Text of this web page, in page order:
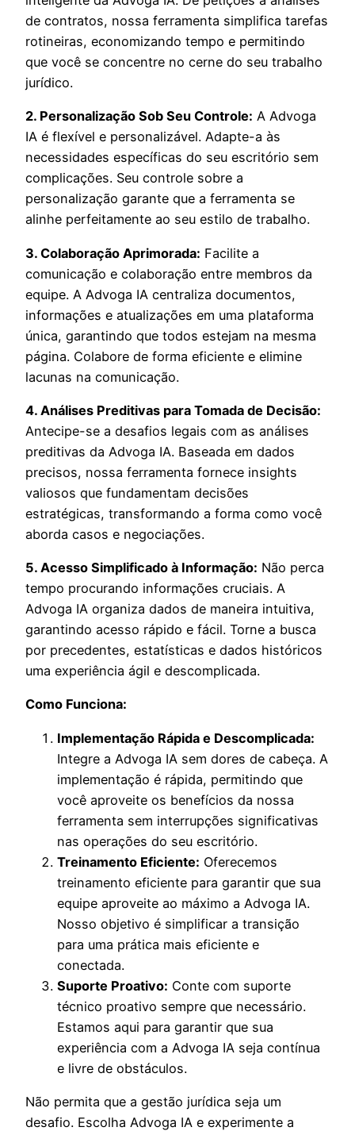
de contratos, nossa ferramenta simplifica tarefas
rotineiras, economizando tempo e permitindo
que você se concentre no cerne do seu trabalho
jurídico.
2. Personalização Sob Seu Controle: A Advoga
IA é flexível e personalizável. Adapte-a às
necessidades específicas do seu escritório sem
complicações. Seu controle sobre a
personalização garante que a ferramenta se
alinhe perfeitamente ao seu estilo de trabalho.
3. Colaboração Aprimorada: Facilite a
comunicação e colaboração entre membros da
equipe. A Advoga IA centraliza documentos,
informações e atualizações em uma plataforma
única, garantindo que todos estejam na mesma
página. Colabore de forma eficiente e elimine
lacunas na comunicação.
4. Análises Preditivas para Tomada de Decisão:
Antecipe-se a desafios legais com as análises
preditivas da Advoga IA. Baseada em dados
precisos, nossa ferramenta fornece insights
valiosos que fundamentam decisões
estratégicas, transformando a forma como você
aborda casos e negociações.
5. Acesso Simplificado à Informação: Não perca
tempo procurando informações cruciais. A
Advoga IA organiza dados de maneira intuitiva,
garantindo acesso rápido e fácil. Torne a busca
por precedentes, estatísticas e dados históricos
uma experiência ágil e descomplicada.
Como Funciona:
Implementação Rápida e Descomplicada:
Integre a Advoga IA sem dores de cabeça. A
implementação é rápida, permitindo que
você aproveite os benefícios da nossa
ferramenta sem interrupções significativas
nas operações do seu escritório.
Treinamento Eficiente: Oferecemos
treinamento eficiente para garantir que sua
equipe aproveite ao máximo a Advoga IA.
Nosso objetivo é simplificar a transição
para uma prática mais eficiente e
conectada.
Suporte Proativo: Conte com suporte
técnico proativo sempre que necessário.
Estamos aqui para garantir que sua
experiência com a Advoga IA seja contínua
e livre de obstáculos.
Não permita que a gestão jurídica seja um
desafio. Escolha Advoga IA e experimente a